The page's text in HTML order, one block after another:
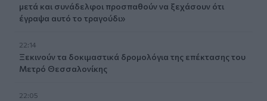
μετά και συνάδελφοι προσπαθούν να ξεχάσουν ότι
έγραψα αυτό το τραγούδι»
22:14
Ξεκινούν τα δοκιμαστικά δρομολόγια της επέκτασης του
Μετρό Θεσσαλονίκης
22:05